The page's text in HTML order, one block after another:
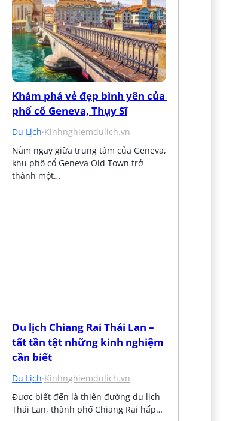
Khám phá vẻ đẹp bình yên của
phố cổ Geneva, Thụy Sĩ
Du Lịch·Kinhnghiemdulich.vn
Nằm ngay giữa trung tâm của Geneva,
khu phố cổ Geneva Old Town trở
thành một…
Du lịch Chiang Rai Thái Lan –
tất tần tật những kinh nghiệm
cần biết
Du Lịch·Kinhnghiemdulich.vn
Được biết đến là thiên đường du lịch
Thái Lan, thành phố Chiang Rai hấp…